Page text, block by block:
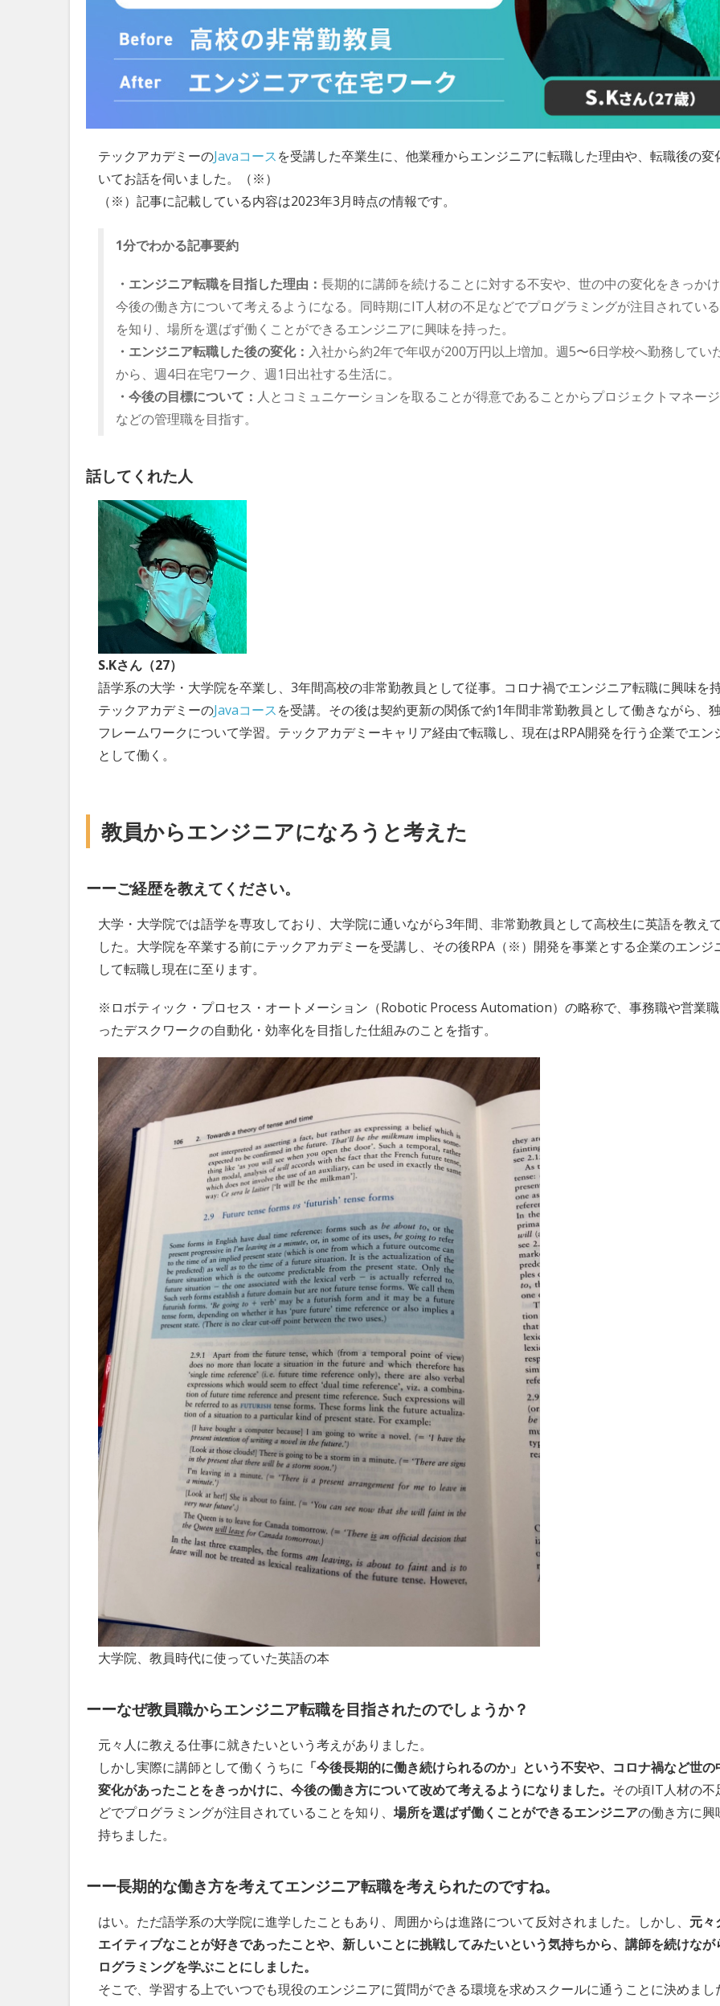
テックアカデミーのJavaコースを受講した卒業生に、他業種からエンジニアに転職した理由や、転職後の変
いてお話を伺いました。（※）
（※）記事に記載している内容は2023年3月時点の情報です。
1分でわかる記事要約
・エンジニア転職を目指した理由： 長期的に講師を続けることに対する不安や、世の中の変化をきっかけ
今後の働き方について考えるようになる。同時期にIT人材の不足などでプログラミングが注目されてい
を知り、場所を選ばず働くことができるエンジニアに興味を持った。
・エンジニア転職した後の変化： 入社から約2年で年収が200万円以上増加。週5〜6日学校へ勤務してい
から、週4日在宅ワーク、週1日出社する生活に。
・今後の目標について： 人とコミュニケーションを取ることが得意であることからプロジェクトマネー
などの管理職を目指す。
話してくれた人
S.Kさん（27）
語学系の大学・大学院を卒業し、3年間高校の非常勤教員として従事。コロナ禍でエンジニア転職に興味を持
テックアカデミーのJavaコースを受講。その後は契約更新の関係で約1年間非常勤教員として働きながら、
フレームワークについて学習。テックアカデミーキャリア経由で転職し、現在はRPA開発を行う企業でエン
として働く。
教員からエンジニアになろうと考えた
ーーご経歴を教えてください。
大学・大学院では語学を専攻しており、大学院に通いながら3年間、非常勤教員として高校生に英語を教え
した。大学院を卒業する前にテックアカデミーを受講し、その後RPA（※）開発を事業とする企業のエンジ
して転職し現在に至ります。
※ロボティック・プロセス・オートメーション（Robotic Process Automation）の略称で、事務職や営業
ったデスクワークの自動化・効率化を目指した仕組みのことを指す。
大学院、教員時代に使っていた英語の本
ーーなぜ教員職からエンジニア転職を目指されたのでしょうか？
元々人に教える仕事に就きたいという考えがありました。
しかし実際に講師として働くうちに 「今後長期的に働き続けられるのか」という不安や、コロナ禍など世の
変化があったことをきっかけに、今後の働き方について改めて考えるようになりました。 その頃IT人材の不
どでプログラミングが注目されていることを知り、 場所を選ばず働くことができるエンジニアの働き方に興
持ちました。
ーー長期的な働き方を考えてエンジニア転職を考えられたのですね。
はい。ただ語学系の大学院に進学したこともあり、周囲からは進路について反対されました。しかし、 元々
エイティブなことが好きであったことや、新しいことに挑戦してみたいという気持ちから、講師を続けなが
ログラミングを学ぶことにしました。
そこで、学習する上でいつでも現役のエンジニアに質問ができる環境を求めスクールに通うことに決めまし